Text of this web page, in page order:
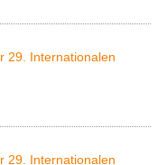
29. Internationalen
29. Internationalen